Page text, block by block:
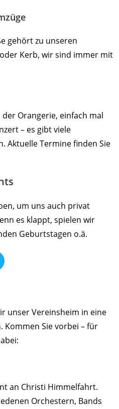
gehört zu unseren
Kerb, wir sind immer mit
Orangerie, einfach mal
– es gibt viele
Aktuelle Termine finden Sie
um uns auch privat
es klappt, spielen wir
Geburtstagen o.ä.
unser Vereinsheim in eine
Kommen Sie vorbei – für
an Christi Himmelfahrt.
Orchestern, Bands